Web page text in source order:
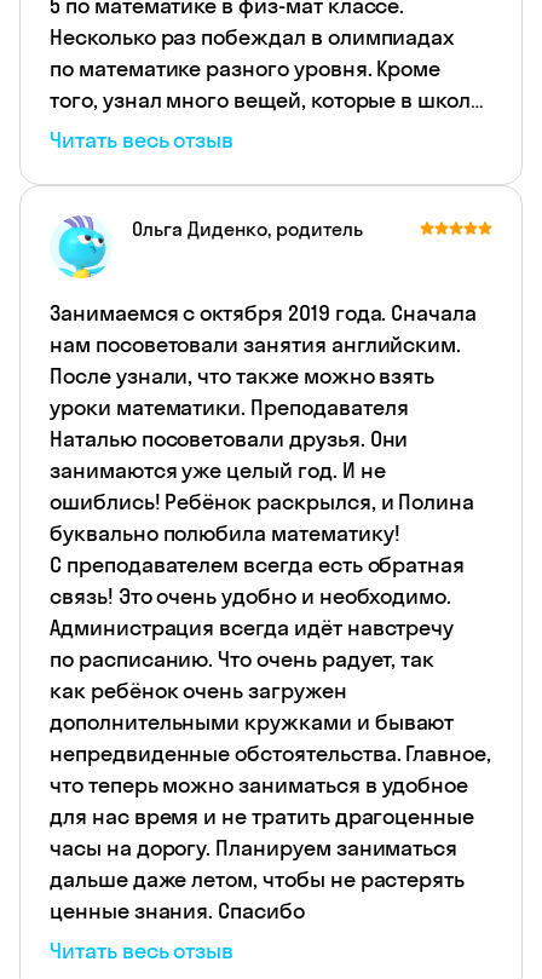
Несколько раз побеждал в олимпиадах
по математике разного уровня. Кроме
того, узнал много вещей, которые в школе
не проходили вообще (круги Эйлера,
изучение теории чисел). При этом занятия
проходят интересно. Ребенок занимается
с удовольствием. Прекрасный
Читать весь отзыв
Ольга Диденко, родитель
Занимаемся с октября 2019 года. Сначала
нам посоветовали занятия английским.
После узнали, что также можно взять
уроки математики. Преподавателя
Наталью посоветовали друзья. Они
занимаются уже целый год. И не
ошиблись! Ребёнок раскрылся, и Полина
буквально полюбила математику!
С преподавателем всегда есть обратная
связь! Это очень удобно и необходимо.
Администрация всегда идёт навстречу
по расписанию. Что очень радует, так
как ребёнок очень загружен
дополнительными кружками и бывают
непредвиденные обстоятельства. Главное,
что теперь можно заниматься в удобное
для нас время и не тратить драгоценные
часы на дорогу. Планируем заниматься
дальше даже летом, чтобы не растерять
ценные знания. Спасибо
Читать весь отзыв